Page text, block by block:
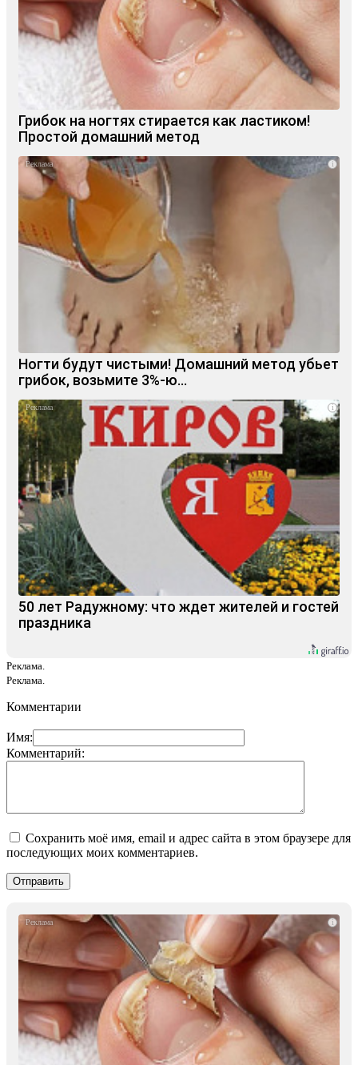
Грибок на ногтях стирается как ластиком!
Простой домашний метод
i
Ногти будут чистыми! Домашний метод убьет
грибок, возьмите 3%-ю…
i
50 лет Радужному: что ждет жителей и гостей
праздника
Реклама.
Реклама.
Комментарии
Имя:
Комментарий:
Сохранить моё имя, email и адрес сайта в этом браузере для
последующих моих комментариев.
i